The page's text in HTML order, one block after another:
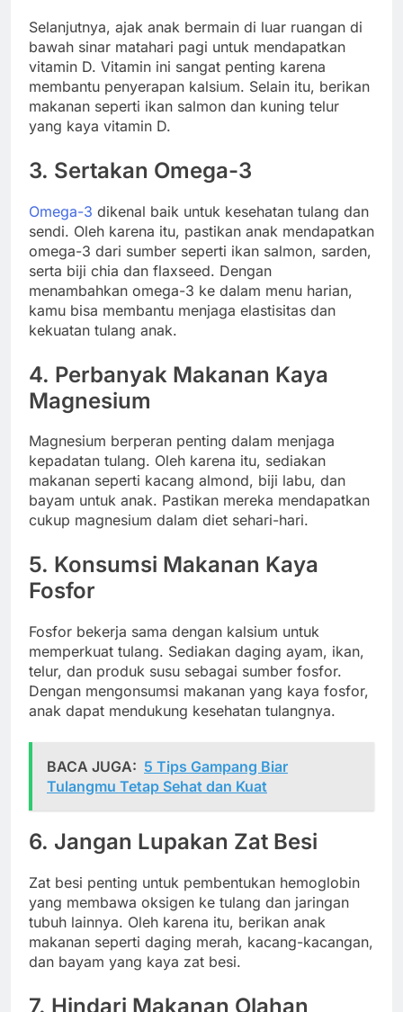
Selanjutnya, ajak anak bermain di luar ruangan di
bawah sinar matahari pagi untuk mendapatkan
vitamin D. Vitamin ini sangat penting karena
membantu penyerapan kalsium. Selain itu, berikan
makanan seperti ikan salmon dan kuning telur
yang kaya vitamin D.
3. Sertakan Omega-3
Omega-3 dikenal baik untuk kesehatan tulang dan
sendi. Oleh karena itu, pastikan anak mendapatkan
omega-3 dari sumber seperti ikan salmon, sarden,
serta biji chia dan flaxseed. Dengan
menambahkan omega-3 ke dalam menu harian,
kamu bisa membantu menjaga elastisitas dan
kekuatan tulang anak.
4. Perbanyak Makanan Kaya
Magnesium
Magnesium berperan penting dalam menjaga
kepadatan tulang. Oleh karena itu, sediakan
makanan seperti kacang almond, biji labu, dan
bayam untuk anak. Pastikan mereka mendapatkan
cukup magnesium dalam diet sehari-hari.
5. Konsumsi Makanan Kaya
Fosfor
Fosfor bekerja sama dengan kalsium untuk
memperkuat tulang. Sediakan daging ayam, ikan,
telur, dan produk susu sebagai sumber fosfor.
Dengan mengonsumsi makanan yang kaya fosfor,
anak dapat mendukung kesehatan tulangnya.
BACA JUGA: 5 Tips Gampang Biar
Tulangmu Tetap Sehat dan Kuat
6. Jangan Lupakan Zat Besi
Zat besi penting untuk pembentukan hemoglobin
yang membawa oksigen ke tulang dan jaringan
tubuh lainnya. Oleh karena itu, berikan anak
makanan seperti daging merah, kacang-kacangan,
dan bayam yang kaya zat besi.
7. Hindari Makanan Olahan